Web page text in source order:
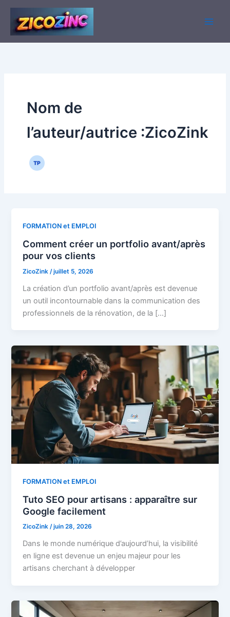
Aller
contenu
Nom de
l’auteur/autrice :ZicoZink
FORMATION et EMPLOI
Comment créer un portfolio avant/après
pour vos clients
ZicoZink /juillet 5, 2026
La création d’un portfolio avant/après est devenue
un outil incontournable dans la communication des
professionnels de la rénovation, de la […]
FORMATION et EMPLOI
Tuto SEO pour artisans : apparaître sur
Google facilement
ZicoZink/juin 28, 2026
Dans le monde numérique d’aujourd’hui, la visibilité
en ligne est devenue un enjeu majeur pour les
artisans cherchant à développer